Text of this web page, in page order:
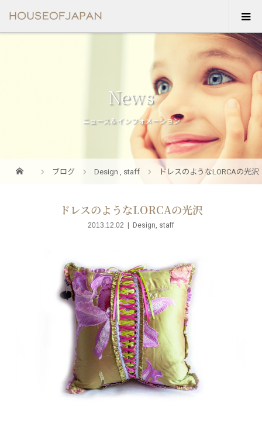
News
ニュース＆インフォメーション
ブログ Design , staff ドレスのようなLORCAの光沢
ドレスのようなLORCAの光沢
2013.12.02 Design, staff